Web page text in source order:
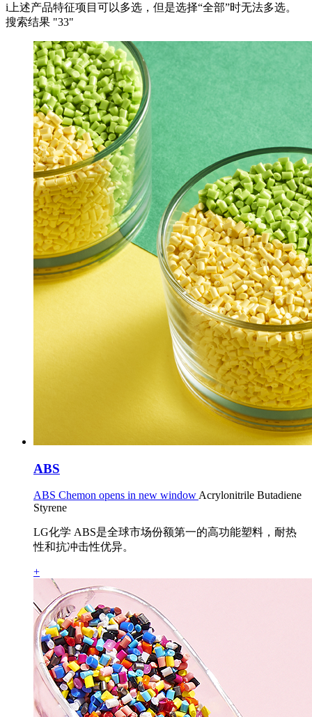
i 上述产品特征项目可以多选，但是选择“全部”时无法多选。
搜索结果 "33"
ABS
ABS Chemon opens in new window Acrylonitrile Butadiene
Styrene
LG化学 ABS是全球市场份额第一的高功能塑料，耐热
性和抗冲击性优异。
+